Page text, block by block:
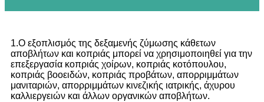
1.Ο εξοπλισμός της δεξαμενής ζύμωσης κάθετων
αποβλήτων και κοπριάς μπορεί να χρησιμοποιηθεί για την
επεξεργασία κοπριάς χοίρων, κοπριάς κοτόπουλου,
κοπριάς βοοειδών, κοπριάς προβάτων, απορριμμάτων
μανιταριών, απορριμμάτων κινεζικής ιατρικής, άχυρου
καλλιεργειών και άλλων οργανικών αποβλήτων.